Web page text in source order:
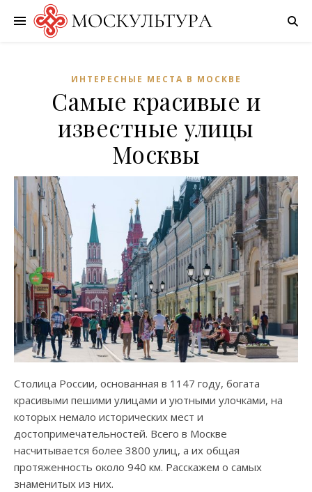
ИНТЕРЕСНЫЕ МЕСТА В МОСКВЕ
Самые красивые и
известные улицы
Москвы
Столица России, основанная в 1147 году, богата
красивыми пешими улицами и уютными улочками, на
которых немало исторических мест и
достопримечательностей. Всего в Москве
насчитывается более 3800 улиц, а их общая
протяженность около 940 км. Расскажем о самых
знаменитых из них.